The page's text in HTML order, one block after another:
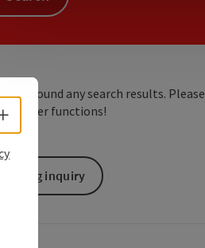
not found any search results. Please
the filter functions!
binding inquiry
Select language - Open menu